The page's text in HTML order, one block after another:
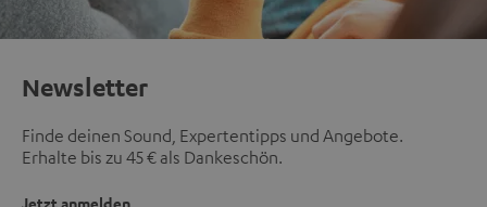
Newsletter
Finde deinen Sound, Expertentipps und Angebote.
Erhalte bis zu 45 € als Dankeschön.